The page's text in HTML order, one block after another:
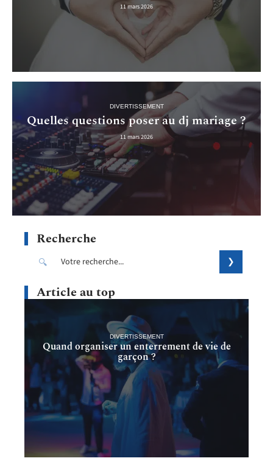
11 mars 2026
DIVERTISSEMENT
Quelles questions poser au dj mariage ?
11 mars 2026
Recherche
Article au top
DIVERTISSEMENT
Quand organiser un enterrement de vie de
garçon ?